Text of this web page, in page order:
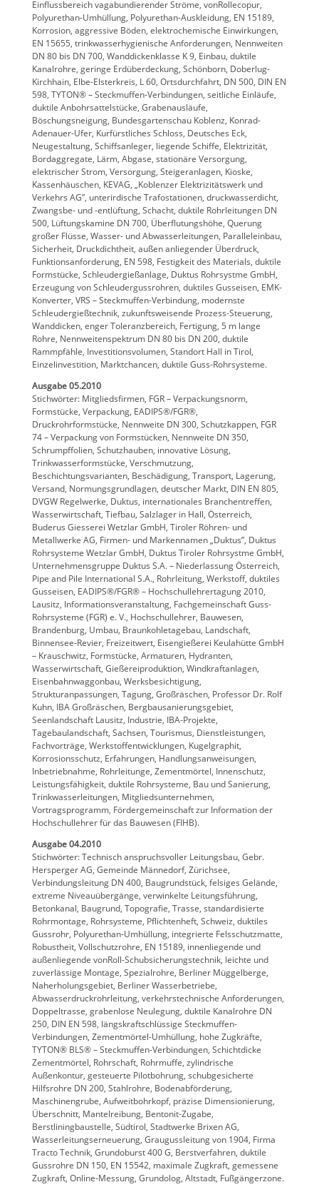
Einflussbereich vagabundierender Ströme, vonRollecopur,
Polyurethan-Umhüllung, Polyurethan-Auskleidung, EN 15189,
Korrosion, aggressive Böden, elektrochemische Einwirkungen,
EN 15655, trinkwasserhygienische Anforderungen, Nennweiten
DN 80 bis DN 700, Wanddickenklasse K 9, Einbau, duktile
Kanalrohre, geringe Erdüberdeckung, Schönborn, Doberlug-
Kirchhain, Elbe-Elsterkreis, L 60, Ortsdurchfahrt, DN 500, DIN EN
598, TYTON® – Steckmuffen-Verbindungen, seitliche Einläufe,
duktile Anbohrsattelstücke, Grabenausläufe,
Böschungsneigung, Bundesgartenschau Koblenz, Konrad-
Adenauer-Ufer, Kurfürstliches Schloss, Deutsches Eck,
Neugestaltung, Schiffsanleger, liegende Schiffe, Elektrizität,
Bordaggregate, Lärm, Abgase, stationäre Versorgung,
elektrischer Strom, Versorgung, Steigeranlagen, Kioske,
Kassenhäuschen, KEVAG, „Koblenzer Elektrizitätswerk und
Verkehrs AG”, unterirdische Trafostationen, druckwasserdicht,
Zwangsbe- und -entlüftung, Schacht, duktile Rohrleitungen DN
500, Lüftungskamine DN 700, Überflutungshöhe, Querung
großer Flüsse, Wasser- und Abwasserleitungen, Paralleleinbau,
Sicherheit, Druckdichtheit, außen anliegender Überdruck,
Funktionsanforderung, EN 598, Festigkeit des Materials, duktile
Formstücke, Schleudergießanlage, Duktus Rohrsystme GmbH,
Erzeugung von Schleudergussrohren, duktiles Gusseisen, EMK-
Konverter, VRS – Steckmuffen-Verbindung, modernste
Schleudergießtechnik, zukunftsweisende Prozess-Steuerung,
Wanddicken, enger Toleranzbereich, Fertigung, 5 m lange
Rohre, Nennweitenspektrum DN 80 bis DN 200, duktile
Rammpfähle, Investitionsvolumen, Standort Hall in Tirol,
Einzelinvestition, Marktchancen, duktile Guss-Rohrsysteme.
Ausgabe 05.2010
Stichwörter: Mitgliedsfirmen, FGR – Verpackungsnorm,
Formstücke, Verpackung, EADIPS®/FGR®,
Druckrohrformstücke, Nennweite DN 300, Schutzkappen, FGR
74 – Verpackung von Formstücken, Nennweite DN 350,
Schrumpffolien, Schutzhauben, innovative Lösung,
Trinkwasserformstücke, Verschmutzung,
Beschichtungsvarianten, Beschädigung, Transport, Lagerung,
Versand, Normungsgrundlagen, deutscher Markt, DIN EN 805,
DVGW Regelwerke, Duktus, internationales Branchentreffen,
Wasserwirtschaft, Tiefbau, Salzlager in Hall, Österreich,
Buderus Giesserei Wetzlar GmbH, Tiroler Röhren- und
Metallwerke AG, Firmen- und Markennamen „Duktus”, Duktus
Rohrsysteme Wetzlar GmbH, Duktus Tiroler Rohrsystme GmbH,
Unternehmensgruppe Duktus S.A. – Niederlassung Österreich,
Pipe and Pile International S.A., Rohrleitung, Werkstoff, duktiles
Gusseisen, EADIPS®/FGR® – Hochschullehrertagung 2010,
Lausitz, Informationsveranstaltung, Fachgemeinschaft Guss-
Rohrsysteme (FGR) e. V., Hochschullehrer, Bauwesen,
Brandenburg, Umbau, Braunkohletagebau, Landschaft,
Binnensee-Revier, Freizeitwert, Eisengießerei Keulahütte GmbH
– Krauschwitz, Formstücke, Armaturen, Hydranten,
Wasserwirtschaft, Gießereiproduktion, Windkraftanlagen,
Eisenbahnwaggonbau, Werksbesichtigung,
Strukturanpassungen, Tagung, Großräschen, Professor Dr. Rolf
Kuhn, IBA Großräschen, Bergbausanierungsgebiet,
Seenlandschaft Lausitz, Industrie, IBA-Projekte,
Tagebaulandschaft, Sachsen, Tourismus, Dienstleistungen,
Fachvorträge, Werkstoffentwicklungen, Kugelgraphit,
Korrosionsschutz, Erfahrungen, Handlungsanweisungen,
Inbetriebnahme, Rohrleitunge, Zementmörtel, Innenschutz,
Leistungsfähigkeit, duktile Rohrsysteme, Bau und Sanierung,
Trinkwasserleitungen, Mitgliedsunternehmen,
Vortragsprogramm, Fördergemeinschaft zur Information der
Hochschullehrer für das Bauwesen (FIHB).
Ausgabe 04.2010
Stichwörter: Technisch anspruchsvoller Leitungsbau, Gebr.
Hersperger AG, Gemeinde Männedorf, Zürichsee,
Verbindungsleitung DN 400, Baugrundstück, felsiges Gelände,
extreme Niveauübergänge, verwinkelte Leitungsführung,
Betonkanal, Baugrund, Topografie, Trasse, standardisierte
Rohrmontage, Rohrsysteme, Pflichtenheft, Schweiz, duktiles
Gussrohr, Polyurethan-Umhüllung, integrierte Felsschutzmatte,
Robustheit, Vollschutzrohre, EN 15189, innenliegende und
außenliegende vonRoll-Schubsicherungstechnik, leichte und
zuverlässige Montage, Spezialrohre, Berliner Müggelberge,
Naherholungsgebiet, Berliner Wasserbetriebe,
Abwasserdruckrohrleitung, verkehrstechnische Anforderungen,
Doppeltrasse, grabenlose Neulegung, duktile Kanalrohre DN
250, DIN EN 598, längskraftschlüssige Steckmuffen-
Verbindungen, Zementmörtel-Umhüllung, hohe Zugkräfte,
TYTON® BLS® – Steckmuffen-Verbindungen, Schichtdicke
Zementmörtel, Rohrschaft, Rohrmuffe, zylindrische
Außenkontur, gesteuerte Pilotbohrung, schubgesicherte
Hilfsrohre DN 200, Stahlrohre, Bodenabförderung,
Maschinengrube, Aufweitbohrkopf, präzise Dimensionierung,
Überschnitt, Mantelreibung, Bentonit-Zugabe,
Berstliningbaustelle, Südtirol, Stadtwerke Brixen AG,
Wasserleitungserneuerung, Graugussleitung von 1904, Firma
Tracto Technik, Grundoburst 400 G, Berstverfahren, duktile
Gussrohre DN 150, EN 15542, maximale Zugkraft, gemessene
Zugkraft, Online-Messung, Grundolog, Altstadt, Fußgängerzone.